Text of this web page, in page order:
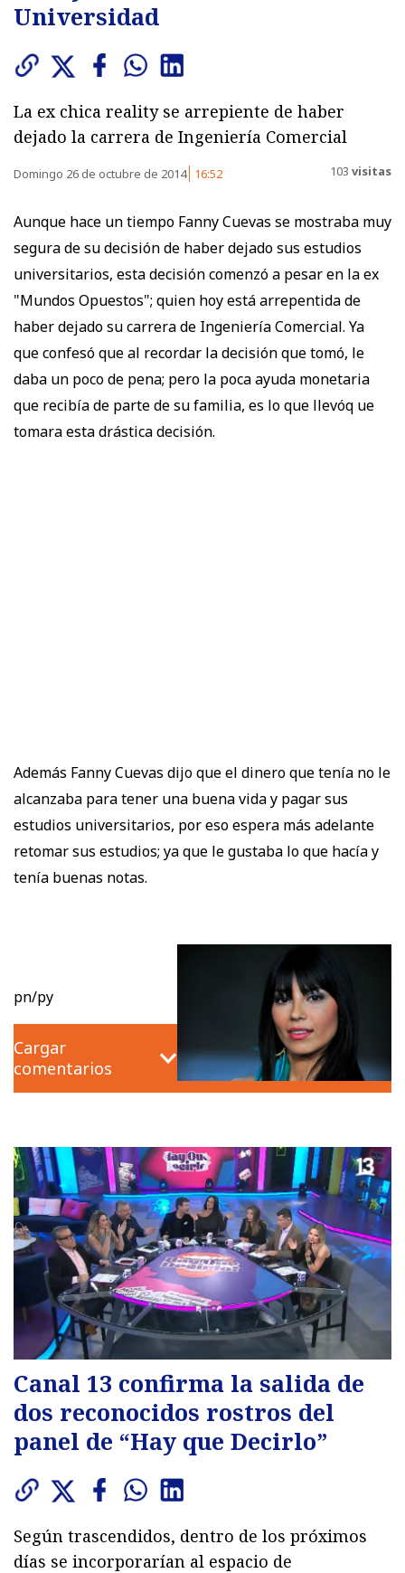
Universidad
La ex chica reality se arrepiente de haber
dejado la carrera de Ingeniería Comercial
Domingo 26 de octubre de 2014 16:52 103 visitas
Aunque hace un tiempo Fanny Cuevas se mostraba muy
segura de su decisión de haber dejado sus estudios
universitarios, esta decisión comenzó a pesar en la ex
"Mundos Opuestos"; quien hoy está arrepentida de
haber dejado su carrera de Ingeniería Comercial. Ya
que confesó que al recordar la decisión que tomó, le
daba un poco de pena; pero la poca ayuda monetaria
que recibía de parte de su familia, es lo que llevóq ue
tomara esta drástica decisión.
Además Fanny Cuevas dijo que el dinero que tenía no le
alcanzaba para tener una buena vida y pagar sus
estudios universitarios, por eso espera más adelante
retomar sus estudios; ya que le gustaba lo que hacía y
tenía buenas notas.
pn/py
Cargar
comentarios
Canal 13 confirma la salida de
dos reconocidos rostros del
panel de “Hay que Decirlo”
Según trascendidos, dentro de los próximos
días se incorporarían al espacio de